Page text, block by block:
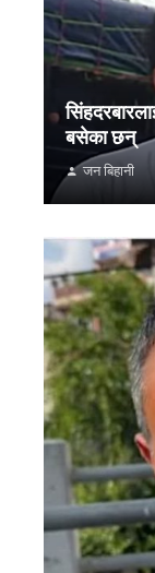
बसेका छन्
जन बिहानी